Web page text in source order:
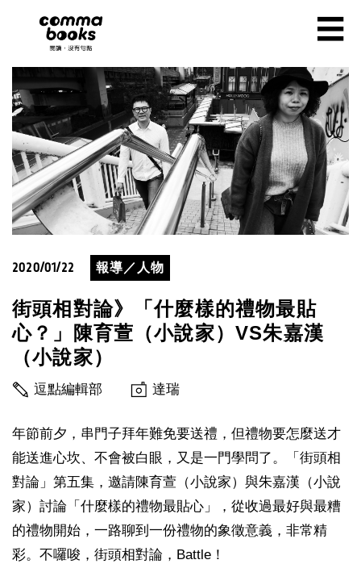
☰
2020/01/22 報導／人物
街頭相對論》「什麼樣的禮物最貼
心？」陳育萱（小說家）VS朱嘉漢
（小說家）
逗點編輯部 達瑞
年節前夕，串門子拜年難免要送禮，但禮物要怎麼送才
能送進心坎、不會被白眼，又是一門學問了。「街頭相
對論」第五集，邀請陳育萱（小說家）與朱嘉漢（小說
家）討論「什麼樣的禮物最貼心」，從收過最好與最糟
的禮物開始，一路聊到一份禮物的象徵意義，非常精
彩。不囉唆，街頭相對論，Battle！